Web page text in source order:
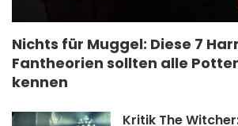
Nichts für Muggel: Diese 7
Fantheorien sollten alle
kennen
Kritik The